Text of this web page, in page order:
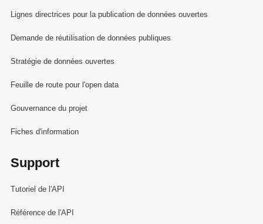
Lignes directrices pour la publication de données ouvertes
Demande de réutilisation de données publiques
Stratégie de données ouvertes
Feuille de route pour l'open data
Gouvernance du projet
Fiches d'information
Support
Tutoriel de l'API
Référence de l'API